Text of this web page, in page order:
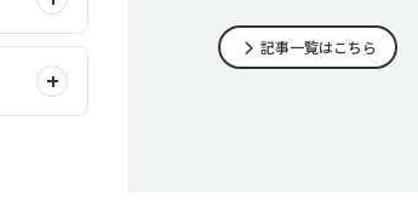
記事一覧はこちら